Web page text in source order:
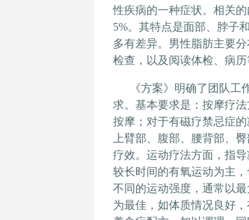
性疾病的一种症状。相关
5%。其特点是面部、脖子
多有差异。男性脂肪主要
检查，以及阅读体检、病
《方案》明确了团队工作
求。基本要求是：按摩疗
按摩；对于有磁疗禁忌症
上臂部、腹部、腰背部、
疗效。运动疗法方面，指
较长时间的有氧运动为主
不同的运动强度，通常以
为最佳，如体质情况良好